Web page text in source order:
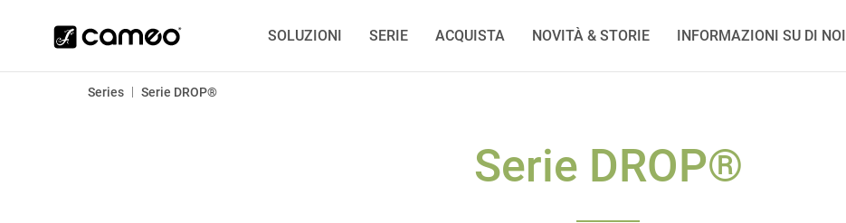
SOLUZIONI SERIE ACQUISTA NOVITÀ & STORIE INFORMAZIONI SU DI NOI
Series | Serie DROP®
Serie DROP®